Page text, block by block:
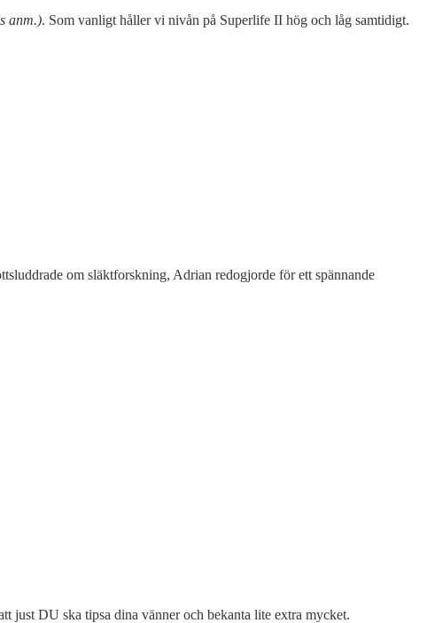
anm.). Som vanligt håller vi nivån på Superlife II hög och låg samtidigt.
om släktforskning, Adrian redogjorde för ett spännande
just DU ska tipsa dina vänner och bekanta lite extra mycket.